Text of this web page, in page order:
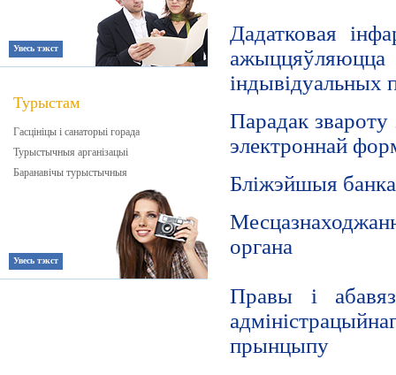
Увесь тэкст
Турыстам
Гасцініцы і санаторыі горада
Турыстычныя арганізацыі
Баранавічы турыстычныя
Увесь тэкст
Дадатковая
індывідуальных
Парадак
электроннай
Бліжэйшыя
органа
Правы і
прынцыпу